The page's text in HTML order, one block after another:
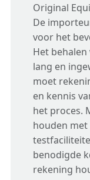
Original
De
voor het
Het behalen
lang en
moet
en kennis
het proces.
houden
benodigde
rekening